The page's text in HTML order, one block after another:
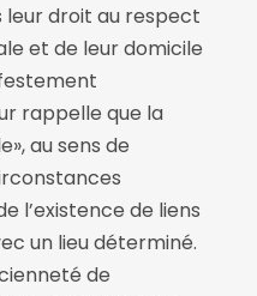
leur droit au respect
et de leur domicile
rappelle que la
au sens de
l’existence de liens
un lieu déterminé.
de